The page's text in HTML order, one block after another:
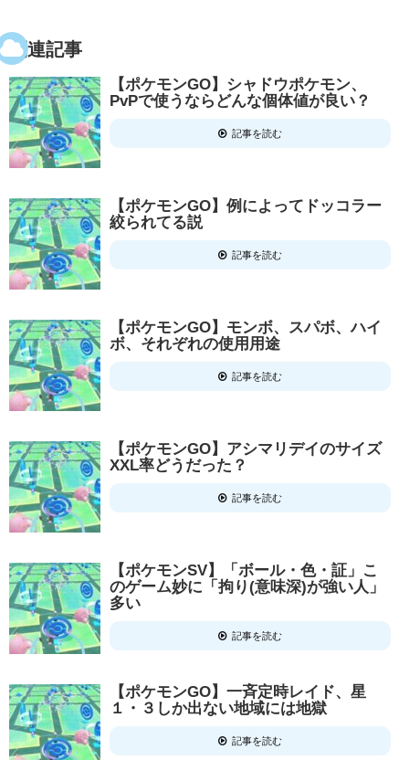
関連記事
【ポケモンGO】シャドウポケモン、
PvPで使うならどんな個体値が良い？
記事を読む
【ポケモンGO】例によってドッコラー
絞られてる説
記事を読む
【ポケモンGO】モンボ、スパボ、ハイ
ボ、それぞれの使用用途
記事を読む
【ポケモンGO】アシマリデイのサイズ
XXL率どうだった？
記事を読む
【ポケモンSV】「ボール・色・証」こ
のゲーム妙に「拘り(意味深)が強い人」
多い
記事を読む
【ポケモンGO】一斉定時レイド、星
１・３しか出ない地域には地獄
記事を読む